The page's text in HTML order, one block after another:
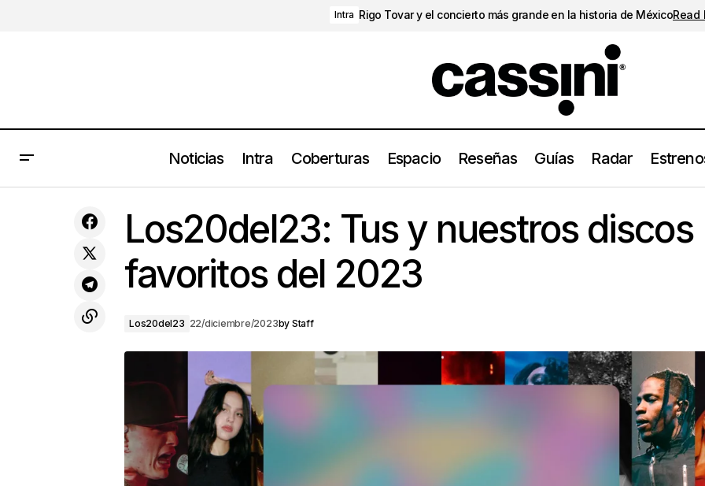
Intra Rigo Tovar y el concierto más grande en la historia de MéxicoRead
Noticias Intra Coberturas Espacio Reseñas Guías Radar
álbum Palermo (2023)
Los20del23: Tus y nuestros discos favoritos del 2023
Los20del23: Tus y nuestros discos
favoritos del 2023
Los20del23 22/diciembre/2023by Staff